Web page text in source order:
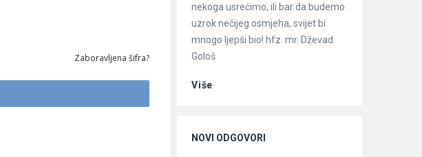
Zaboravljena šifra?
nekoga usrećimo, ili bar da budemo
uzrok nečijeg osmjeha, svijet bi
mnogo ljepši bio! hfz. mr. Dževad
Gološ
Više
NOVI ODGOVORI